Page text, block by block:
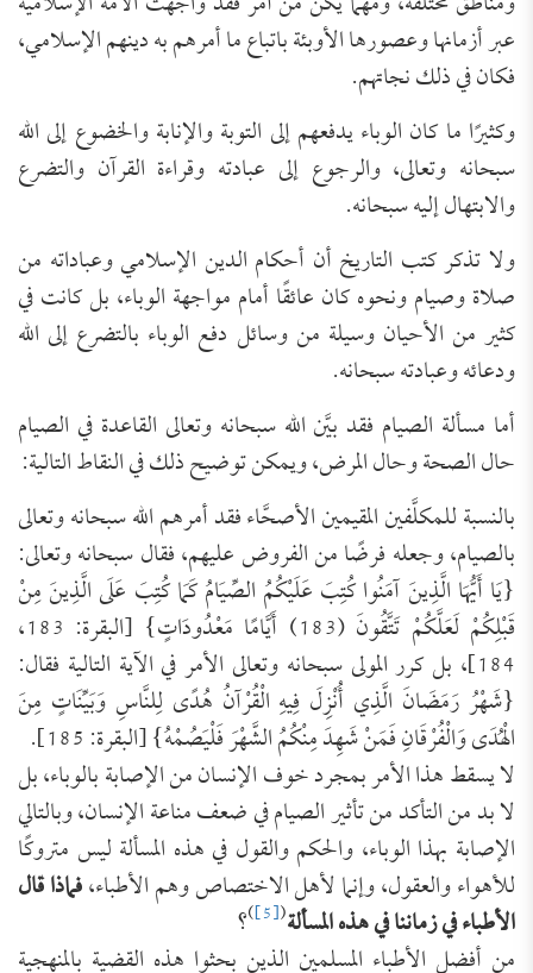
عبر أزمانها وعصورها الأوبئة باتباع ما أمرهم به دينهم الإسلامي،
فكان في ذلك نجاتهم.
وكثيرًا ما كان الوباء يدفعهم إلى التوبة والإنابة والخضوع إلى الله
سبحانه وتعالى، والرجوع إلى عبادته وقراءة القرآن والتضرع
والابتهال إليه سبحانه.
ولا تذكر كتب التاريخ أن أحكام الدين الإسلامي وعباداته من
صلاة وصيام ونحوه كان عائقًا أمام مواجهة الوباء، بل كانت في
كثير من الأحيان وسيلة من وسائل دفع الوباء بالتضرع إلى الله
ودعائه وعبادته سبحانه.
أما مسألة الصيام فقد بيَّن الله سبحانه وتعالى القاعدة في الصيام
حال الصحة وحال المرض، ويمكن توضيح ذلك في النقاط التالية:
بالنسبة للمكلَّفين المقيمين الأصحَّاء فقد أمرهم الله سبحانه وتعالى
بالصيام، وجعله فرضًا من الفروض عليهم، فقال سبحانه وتعالى:
{يَا أَيُّهَا الَّذِينَ آمَنُوا كُتِبَ عَلَيْكُمُ الصِّيَامُ كَمَا كُتِبَ عَلَى الَّذِينَ مِنْ
قَبْلِكُمْ لَعَلَّكُمْ تَتَّقُونَ (183) أَيَّامًا مَعْدُودَاتٍ} [البقرة: 183،
184]، بل كرر المولى سبحانه وتعالى الأمر في الآية التالية فقال:
{شَهْرُ رَمَضَانَ الَّذِي أُنْزِلَ فِيهِ الْقُرْآنُ هُدًى لِلنَّاسِ وَبَيِّنَاتٍ مِنَ
الْهُدَى وَالْفُرْقَانِ فَمَنْ شَهِدَ مِنْكُمُ الشَّهْرَ فَلْيَصُمْهُ} [البقرة: 185].
لا يسقط هذا الأمر بمجرد خوف الإنسان من الإصابة بالوباء، بل
لا بد من التأكد من تأثير الصيام في ضعف مناعة الإنسان، وبالتالي
الإصابة بهذا الوباء، والحكم والقول في هذه المسألة ليس متروكًا
للأهواء والعقول، وإنما لأهل الاختصاص وهم الأطباء،فماذا قال
الأطباء في زماننا في هذه المسألة(
[5]
)؟
من أفضل الأطباء المسلمين الذين بحثوا هذه القضية بالمنهجية